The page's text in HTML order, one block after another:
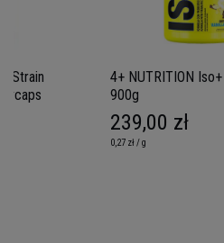
Strain
4+ NUTRITION
900g
239,00 zł
0,27 zł / g